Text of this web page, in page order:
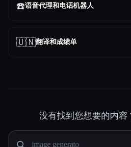
☎️语音代理和电话机器人
🇺🇳翻译和成绩单
没有找到您想要的内容